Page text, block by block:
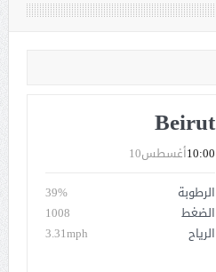
Beirut
أغسطس1010:00
الرطوبة
39%
الضغط
1008
الرياح
3.31mph